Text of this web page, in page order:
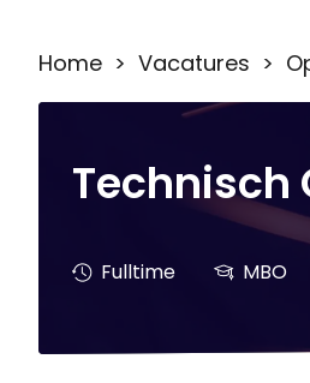
Home > Vacatures >
Technisch
Fulltime MBO